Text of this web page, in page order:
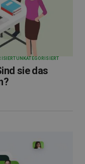
UNKATEGORISIERT
sie das